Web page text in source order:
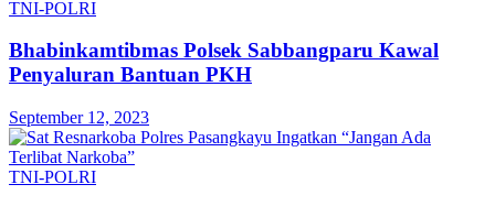
TNI-POLRI
Bhabinkamtibmas Polsek Sabbangparu Kawal
Penyaluran Bantuan PKH
September 12, 2023
TNI-POLRI